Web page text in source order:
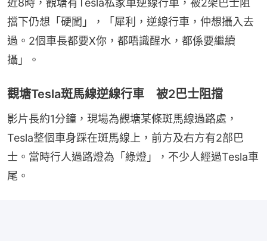
近8時，觀塘有Tesla私家車逆線行車，被2架巴士阻
擋下仍想「硬闖」，「犀利，逆線行車，仲想攝入去
過。2個車長都要X你，都唔識醒水，都係要繼續
攝」。
觀塘Tesla斑馬線逆線行車 被2巴士阻擋
影片長約1分鐘，現場為觀塘某條斑馬線過路處，
Tesla整個車身踩在斑馬線上，前方及右方有2部巴
士。當時行人過路燈為「綠燈」，不少人經過Tesla車
尾。